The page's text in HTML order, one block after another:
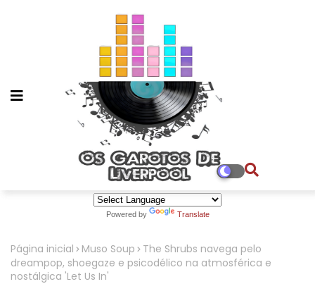
Powered by Translate
Página inicial Muso Soup
The Shrubs navega pelo
dreampop, shoegaze e psicodélico na atmosférica e
nostálgica 'Let Us In'